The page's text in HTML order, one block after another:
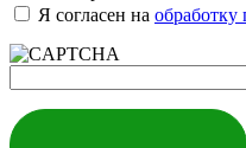
Я согласен на